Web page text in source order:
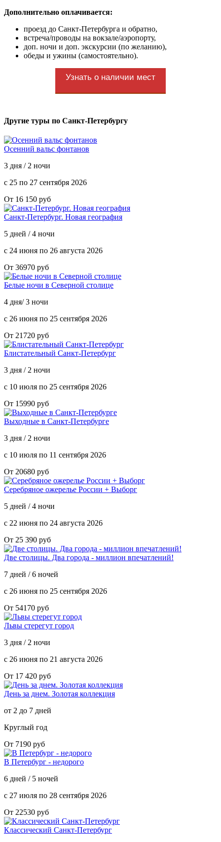
Дополнительно оплачивается:
проезд до Санкт-Петербурга и обратно,
встреча/проводы на вокзале/аэропорту,
доп. ночи и доп. экскурсии (по желанию),
обеды и ужины (самостоятельно).
Узнать о наличии мест
Другие туры по Санкт-Петербургу
Осенний вальс фонтанов
3 дня / 2 ночи
с 25 по 27 сентября 2026
От 16 150 руб
Санкт-Петербург. Новая география
5 дней / 4 ночи
с 24 июня по 26 августа 2026
От 36970 руб
Белые ночи в Северной столице
4 дня/ 3 ночи
с 26 июня по 25 сентября 2026
От 21720 руб
Блистательный Санкт-Петербург
3 дня / 2 ночи
с 10 июля по 25 сентября 2026
От 15990 руб
Выходные в Санкт-Петербурге
3 дня / 2 ночи
с 10 июля по 11 сентября 2026
От 20680 руб
Серебряное ожерелье России + Выборг
5 дней / 4 ночи
с 22 июня по 24 августа 2026
От 25 390 руб
Две столицы. Два города - миллион впечатлений!
7 дней / 6 ночей
с 26 июня по 25 сентября 2026
От 54170 руб
Львы стерегут город
3 дня / 2 ночи
с 26 июня по 21 августа 2026
От 17 420 руб
День за днем. Золотая коллекция
от 2 до 7 дней
Круглый год
От 7190 руб
В Петербург - недорого
6 дней / 5 ночей
с 27 июля по 28 сентября 2026
От 22530 руб
Классический Санкт-Петербург